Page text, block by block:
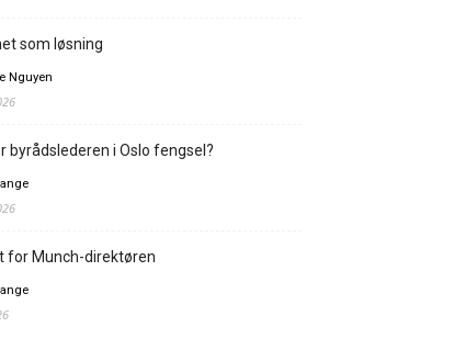
som løsning
Nguyen
byrådslederen i Oslo fengsel?
for Munch-direktøren